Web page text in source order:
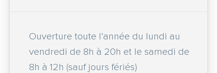
Ouverture toute l’année du lundi au
vendredi de 8h à 20h et le samedi de
8h à 12h (sauf jours fériés)